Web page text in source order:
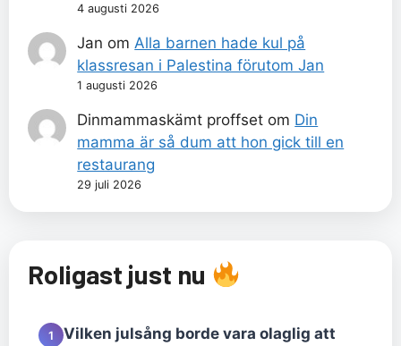
4 augusti 2026
Jan om Alla barnen hade kul på
klassresan i Palestina förutom Jan
1 augusti 2026
Dinmammaskämt proffset om Din
mamma är så dum att hon gick till en
restaurang
29 juli 2026
Roligast just nu
1
Vilken julsång borde vara olaglig att